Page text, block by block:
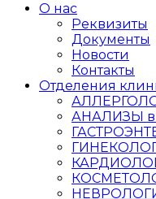
О нас
Реквизиты
Документы
Новости
Контакты
Отделения
АНАЛИЗЫ в